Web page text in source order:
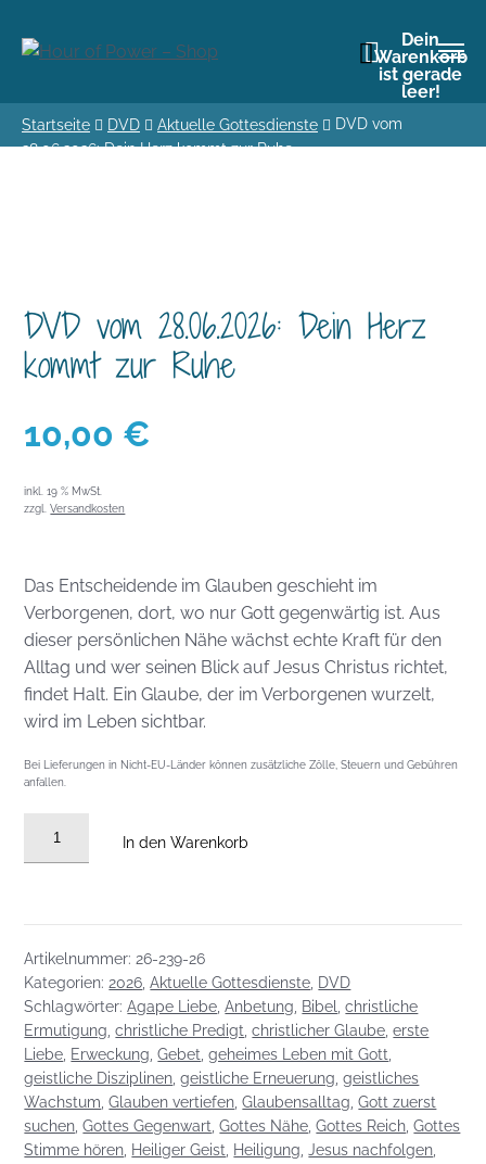
Dein
Warenkorb
ist gerade
leer!
Startseite DVD Aktuelle Gottesdienste
DVD vom
28.06.2026: Dein Herz kommt zur Ruhe
DVD vom 28.06.2026: Dein Herz
kommt zur Ruhe
10,00 €
inkl. 19 % MwSt.
zzgl.Versandkosten
Das Entscheidende im Glauben geschieht im
Verborgenen, dort, wo nur Gott gegenwärtig ist. Aus
dieser persönlichen Nähe wächst echte Kraft für den
Alltag und wer seinen Blick auf Jesus Christus richtet,
findet Halt. Ein Glaube, der im Verborgenen wurzelt,
wird im Leben sichtbar.
Bei Lieferungen in Nicht-EU-Länder können zusätzliche Zölle, Steuern und Gebühren
anfallen.
kommt
zur
Ruhe
Menge
In den Warenkorb
Artikelnummer: 26-239-26
Kategorien: 2026 ,Aktuelle Gottesdienste DVD
Schlagwörter:Agape Liebe ,Anbetung Bibel ,christliche
Ermutigung ,christliche Predigt ,christlicher Glaube ,erste
Liebe Erweckung ,Gebet ,geheimes Leben mit Gott
geistliche Disziplinen ,geistliche Erneuerung ,geistliches
Wachstum ,Glauben vertiefen ,Glaubensalltag ,Gott zuerst
suchen ,Gottes Gegenwart ,Gottes Nähe ,Gottes Reich ,Gottes
Stimme hören Heiliger Geist Heiligung ,Jesus nachfolgen